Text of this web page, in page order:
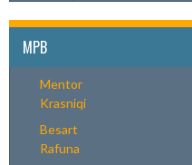
MPB
Mentor
Krasniqi
Besart
Rafuna